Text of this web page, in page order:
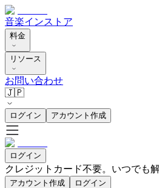
音楽インストア
料金
リソース
お問い合わせ
🇯🇵
ログイン アカウント作成
ログイン
クレジットカード不要。いつでも解
アカウント作成 ログイン